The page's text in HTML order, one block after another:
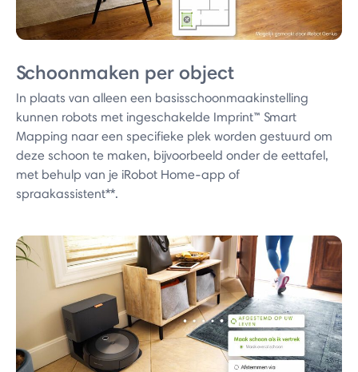
Schoonmaken per object
In plaats van alleen een basisschoonmaakinstelling
kunnen robots met ingeschakelde Imprint™ Smart
Mapping naar een specifieke plek worden gestuurd om
deze schoon te maken, bijvoorbeeld onder de eettafel,
met behulp van je iRobot Home-app of
spraakassistent**.